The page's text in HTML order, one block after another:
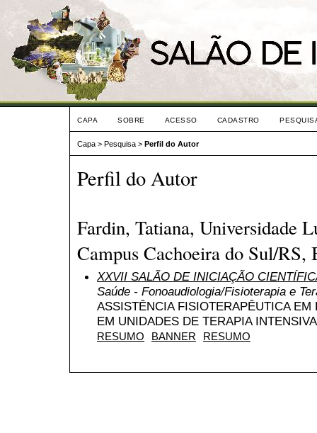
CAPA SOBRE ACESSO CADASTRO
Capa > Pesquisa > Perfil do Autor
Perfil do Autor
Fardin, Tatiana, Universidade
Campus Cachoeira do Sul/RS,
XXVII SALÃO DE INICIAÇÃO
Saúde - Fonoaudiologia/Fisioterapia e
ASSISTÊNCIA FISIOTERAPÊUTICA
EM UNIDADES DE TERAPIA
RESUMO BANNER RESUMO